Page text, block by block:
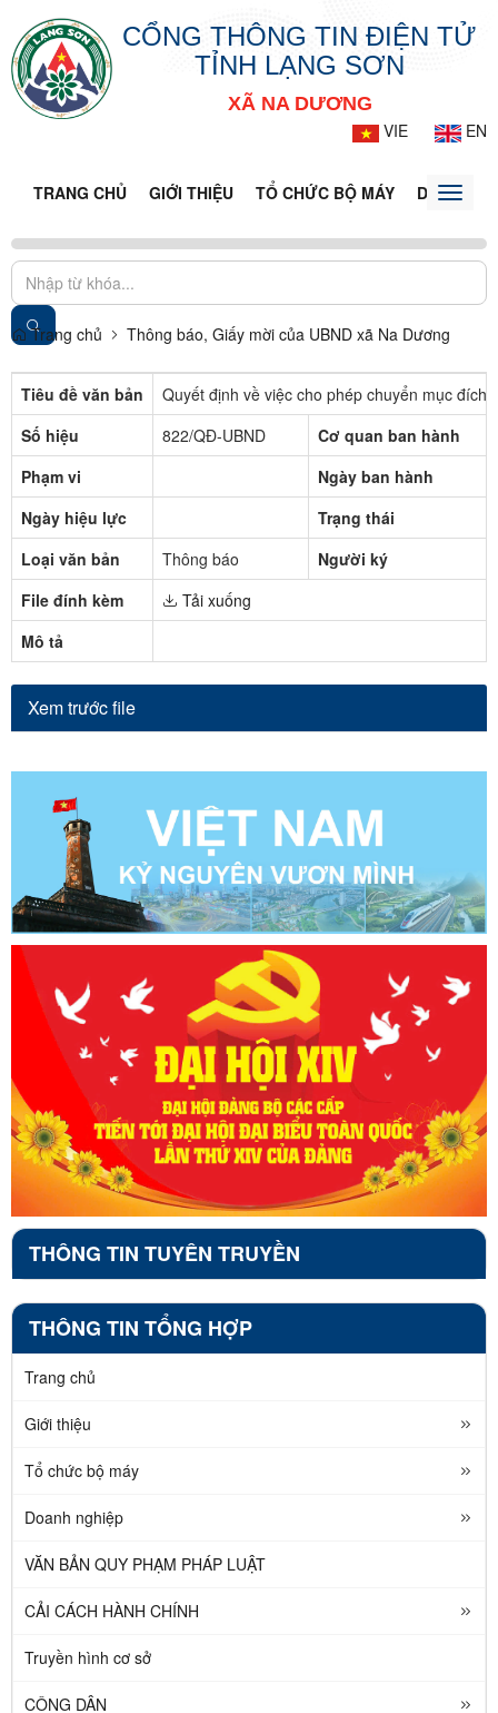
CỔNG THÔNG TIN ĐIỆN TỬ
TỈNH LẠNG SƠN
XÃ NA DƯƠNG
VIE
EN
TRANG CHỦ GIỚI THIỆU TỔ CHỨC BỘ MÁY DOANH
Toggle
Trang chủ Thông báo, Giấy mời của UBND xã Na Dương
Tiêu đề văn bản
Quyết định về việc cho phép chuyển mục đích
Số hiệu
822/QĐ-UBND
Cơ quan ban hành
Phạm vi
Ngày ban hành
Ngày hiệu lực
Trạng thái
Loại văn bản
Thông báo
Người ký
File đính kèm
Tải xuống
Mô tả
Xem trước file
THÔNG TIN TUYÊN TRUYỀN
THÔNG TIN TỔNG HỢP
Trang chủ
Giới thiệu
Tổ chức bộ máy
Doanh nghiệp
VĂN BẢN QUY PHẠM PHÁP LUẬT
CẢI CÁCH HÀNH CHÍNH
Truyền hình cơ sở
CÔNG DÂN